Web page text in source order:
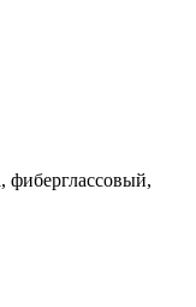
фиберглассовый,